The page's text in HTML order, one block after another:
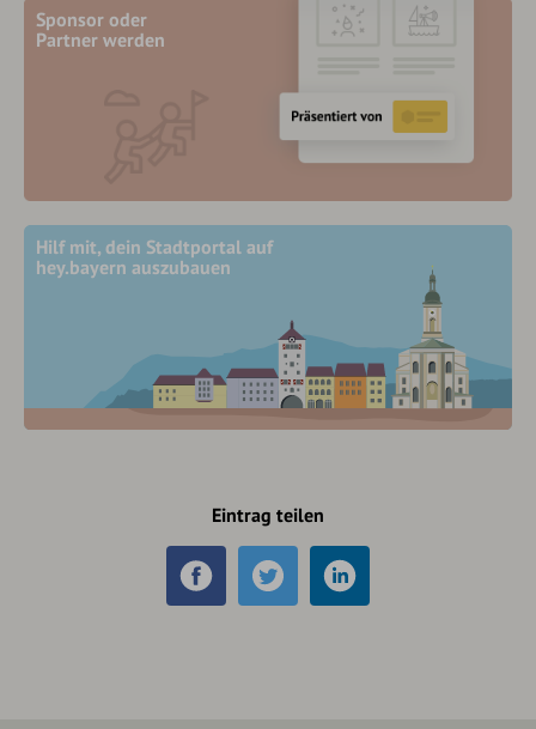
Sponsor oder
Partner werden
Hilf mit, dein Stadtportal auf
hey.bayern auszubauen
Eintrag teilen